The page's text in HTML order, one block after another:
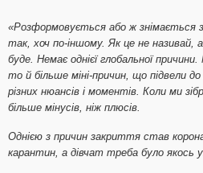
«Розформовується або ж знімається
так, хоч по-іншому. Як це не називай,
буде. Немає однієї глобальної
то й більше міні-причин, що підвели
різних нюансів і моментів. Коли ми
більше мінусів, ніж плюсів.
Однією з причин закриття став
карантин, а дівчат треба було якось